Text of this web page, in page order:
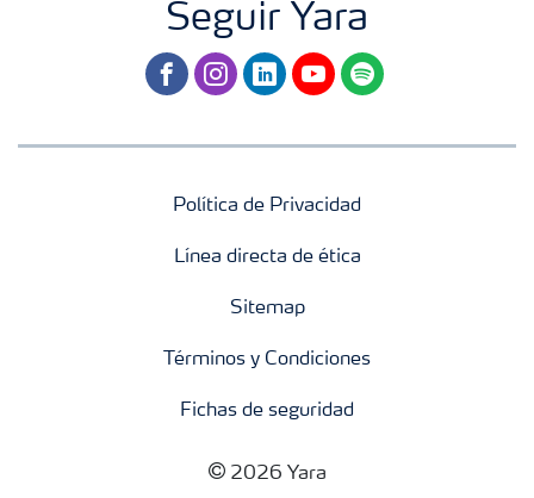
Seguir Yara
facebookinstagram
linkedinyoutubespotify
Política de Privacidad
Línea directa de ética
Sitemap
Términos y Condiciones
Fichas de seguridad
2026 Yara